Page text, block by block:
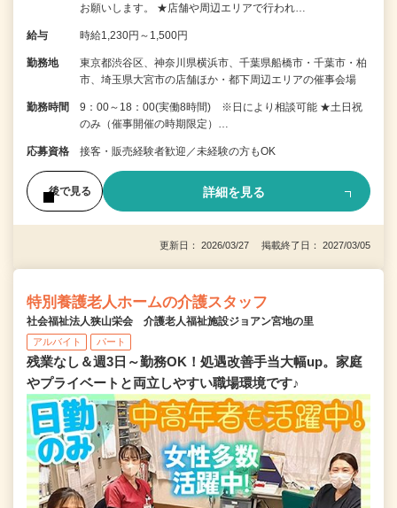
お願いします。 ★店舗や周辺エリアで行われ…
給与 時給1,230円～1,500円
勤務地
東京都渋谷区、神奈川県横浜市、千葉県船橋市・千葉市・柏
市、埼玉県大宮市の店舗ほか・都下周辺エリアの催事会場
勤務時間
9：00～18：00(実働8時間) ※日により相談可能 ★土日祝
のみ（催事開催の時期限定）…
応募資格 接客・販売経験者歓迎／未経験の方もOK
後で見る 詳細を見る
更新日： 2026/03/27 掲載終了日： 2027/03/05
特別養護老人ホームの介護スタッフ
社会福祉法人狭山栄会 介護老人福祉施設ジョアン宮地の里
アルバイト パート
残業なし＆週3日～勤務OK！処遇改善手当大幅up。家庭
やプライベートと両立しやすい職場環境です♪